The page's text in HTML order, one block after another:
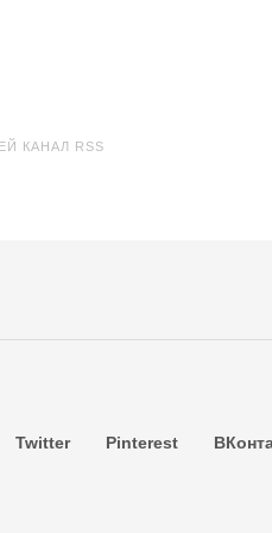
КАНАЛ RSS
Twitter Pinterest